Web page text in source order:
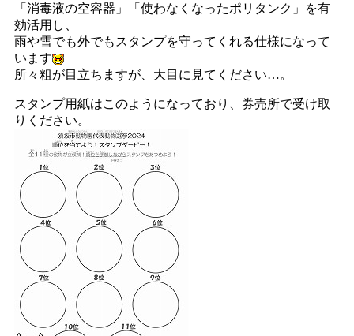
「消毒液の空容器」「使わなくなったポリタンク」を有
効活用し、
雨や雪でも外でもスタンプを守ってくれる仕様になって
います
所々粗が目立ちますが、大目に見てください…。
スタンプ用紙はこのようになっており、券売所で受け取
りください。